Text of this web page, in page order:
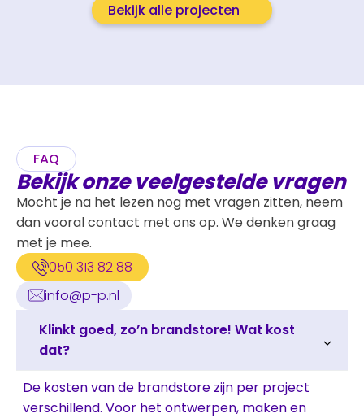
Bekijk alle projecten
FAQ
Bekijk onze veelgestelde vragen
Mocht je na het lezen nog met vragen zitten, neem
dan vooral contact met ons op. We denken graag
met je mee.
050 313 82 88
info@p-p.nl
Klinkt goed, zo’n brandstore! Wat kost
dat?
De kosten van de brandstore zijn per project
verschillend. Voor het ontwerpen, maken en